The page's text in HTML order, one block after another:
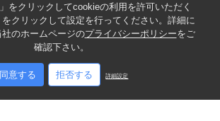
をクリックしてcookieの利用を許可いただく
クリックして設定を行ってください。詳細に
のホームページのプライバシーポリシーをご
確認下さい。
同意する 拒否する 詳細設定